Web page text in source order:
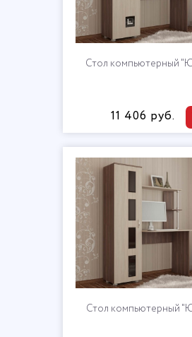
Стол компьютерный
11 406 руб.
Стол компьютерный